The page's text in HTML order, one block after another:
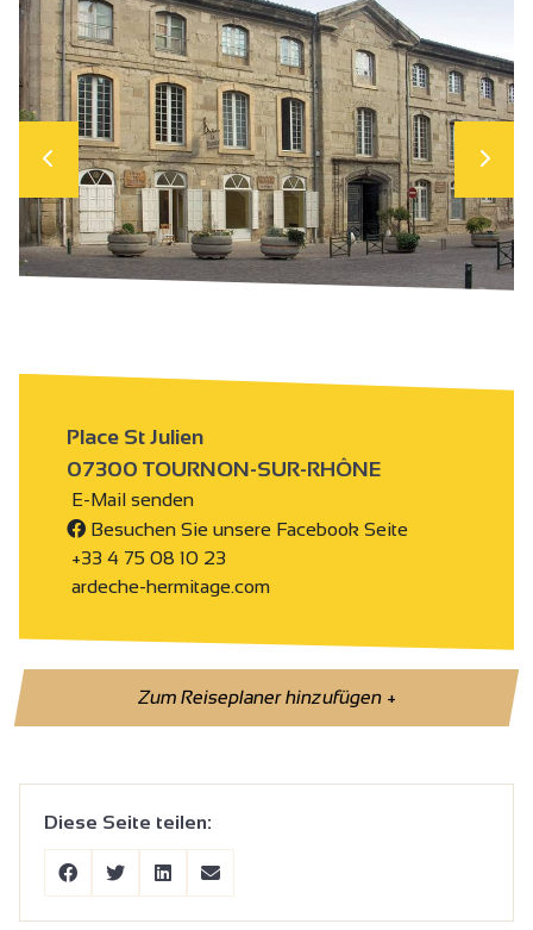
Place St Julien
07300 TOURNON-SUR-RHÔNE
E-Mail senden
Besuchen Sie unsere Facebook Seite
+33 4 75 08 10 23
ardeche-hermitage.com
Zum Reiseplaner hinzufügen+
Diese Seite teilen: